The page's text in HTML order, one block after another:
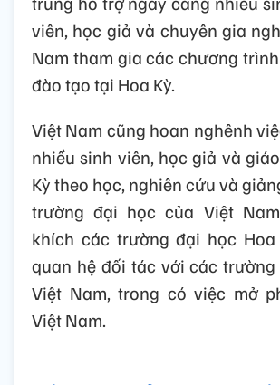
viên, học giả và chuyên gia
Nam tham gia các chương
đào tạo tại Hoa Kỳ.
Việt Nam cũng hoan nghênh
nhiều sinh viên, học giả và
Kỳ theo học, nghiên cứu và
trường đại học của Việt
khích các trường đại học
quan hệ đối tác với các
Việt Nam, trong có việc mở
Việt Nam.